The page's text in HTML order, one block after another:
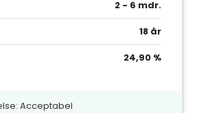
2 - 6 mdr.
18 år
24,90 %
Acceptabel